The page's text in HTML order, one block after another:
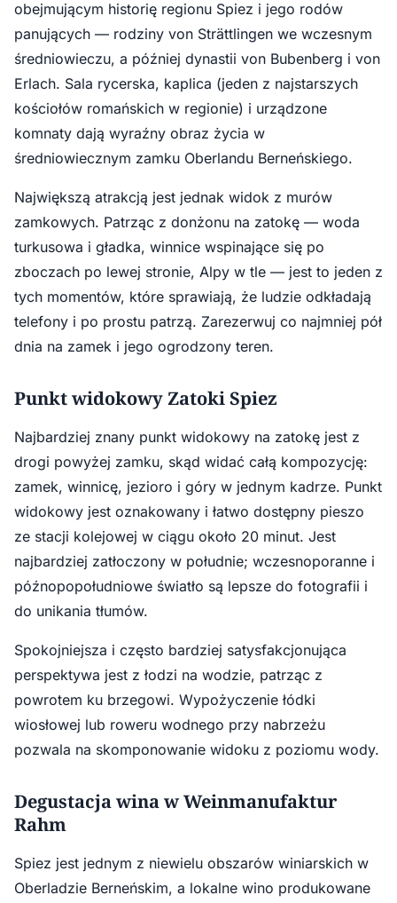
obejmującym historię regionu Spiez i jego rodów
panujących — rodziny von Strättlingen we wczesnym
średniowieczu, a później dynastii von Bubenberg i von
Erlach. Sala rycerska, kaplica (jeden z najstarszych
kościołów romańskich w regionie) i urządzone
komnaty dają wyraźny obraz życia w
średniowiecznym zamku Oberlandu Berneńskiego.
Największą atrakcją jest jednak widok z murów
zamkowych. Patrząc z donżonu na zatokę — woda
turkusowa i gładka, winnice wspinające się po
zboczach po lewej stronie, Alpy w tle — jest to jeden z
tych momentów, które sprawiają, że ludzie odkładają
telefony i po prostu patrzą. Zarezerwuj co najmniej pół
dnia na zamek i jego ogrodzony teren.
Punkt widokowy Zatoki Spiez
Najbardziej znany punkt widokowy na zatokę jest z
drogi powyżej zamku, skąd widać całą kompozycję:
zamek, winnicę, jezioro i góry w jednym kadrze. Punkt
widokowy jest oznakowany i łatwo dostępny pieszo
ze stacji kolejowej w ciągu około 20 minut. Jest
najbardziej zatłoczony w południe; wczesnoporanne i
późnopopołudniowe światło są lepsze do fotografii i
do unikania tłumów.
Spokojniejsza i często bardziej satysfakcjonująca
perspektywa jest z łodzi na wodzie, patrząc z
powrotem ku brzegowi. Wypożyczenie łódki
wiosłowej lub roweru wodnego przy nabrzeżu
pozwala na skomponowanie widoku z poziomu wody.
Degustacja wina w Weinmanufaktur
Rahm
Spiez jest jednym z niewielu obszarów winiarskich w
Oberladzie Berneńskim, a lokalne wino produkowane